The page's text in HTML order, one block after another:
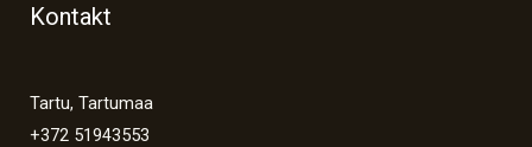
Kontakt
Tartu, Tartumaa
+372 51943553